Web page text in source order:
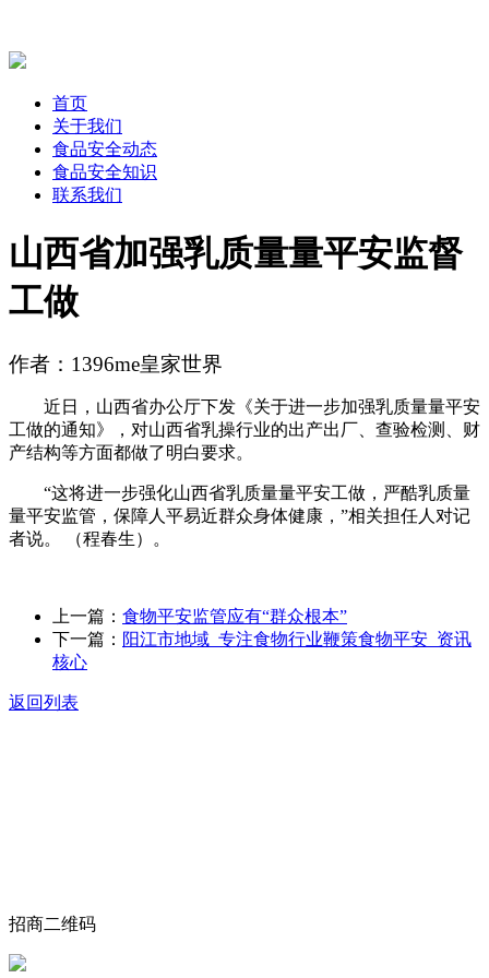
首页
关于我们
食品安全动态
食品安全知识
联系我们
山西省加强乳质量量平安监督
工做
作者：1396me皇家世界
近日，山西省办公厅下发《关于进一步加强乳质量量平安
工做的通知》，对山西省乳操行业的出产出厂、查验检测、财
产结构等方面都做了明白要求。
“这将进一步强化山西省乳质量量平安工做，严酷乳质量
量平安监管，保障人平易近群众身体健康，”相关担任人对记
者说。 （程春生）。
上一篇： 食物平安监管应有“群众根本”
下一篇： 阳江市地域_专注食物行业鞭策食物平安_资讯
核心
返回列表
招商二维码